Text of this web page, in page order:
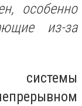
особенно
из-за
системы